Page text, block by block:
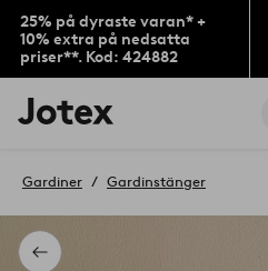
25% på dyraste varan* +
10% extra på nedsatta
priser**. Kod: 424882
Jotex
logotyp
till
Tillbaka
Gardiner Gardinstänger